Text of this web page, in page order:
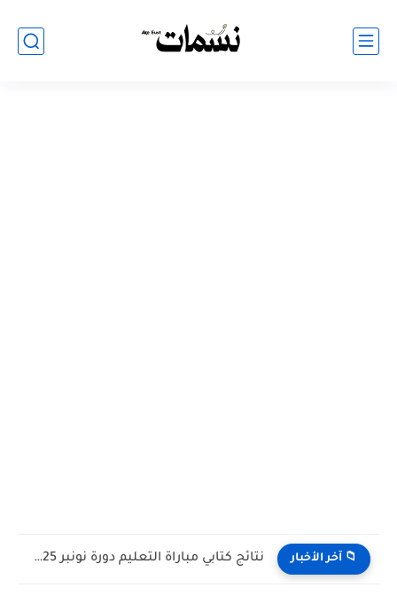
📁 آخر الأخبار نتائج كتابي مباراة التعليم دورة نونبر 2025 حسب الجهات